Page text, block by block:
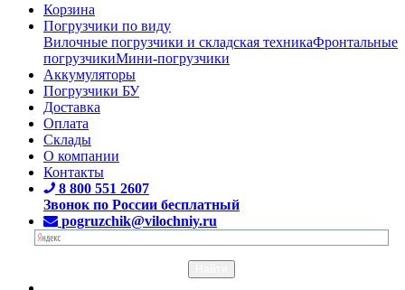
Корзина
Погрузчики по виду
Вилочные погрузчики и складская техникаФронтальные
погрузчикиМини-погрузчики
Аккумуляторы
Погрузчики БУ
Доставка
Оплата
Склады
О компании
Контакты
8 800 551 2607
Звонок по России бесплатный
pogruzchik@vilochniy.ru